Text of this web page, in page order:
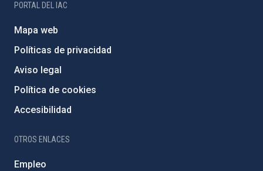
PORTAL DEL IAC
Mapa web
Políticas de privacidad
Aviso legal
Política de cookies
Accesibilidad
OTROS ENLACES
Empleo